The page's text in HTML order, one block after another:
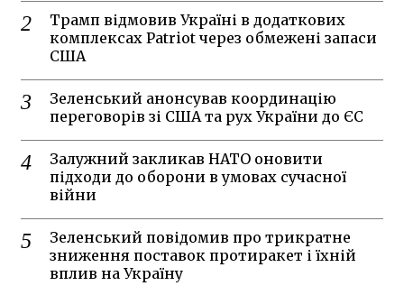
Трамп відмовив Україні в додаткових
комплексах Patriot через обмежені запаси
США
Зеленський анонсував координацію
переговорів зі США та рух України до ЄС
Залужний закликав НАТО оновити
підходи до оборони в умовах сучасної
війни
Зеленський повідомив про трикратне
зниження поставок протиракет і їхній
вплив на Україну